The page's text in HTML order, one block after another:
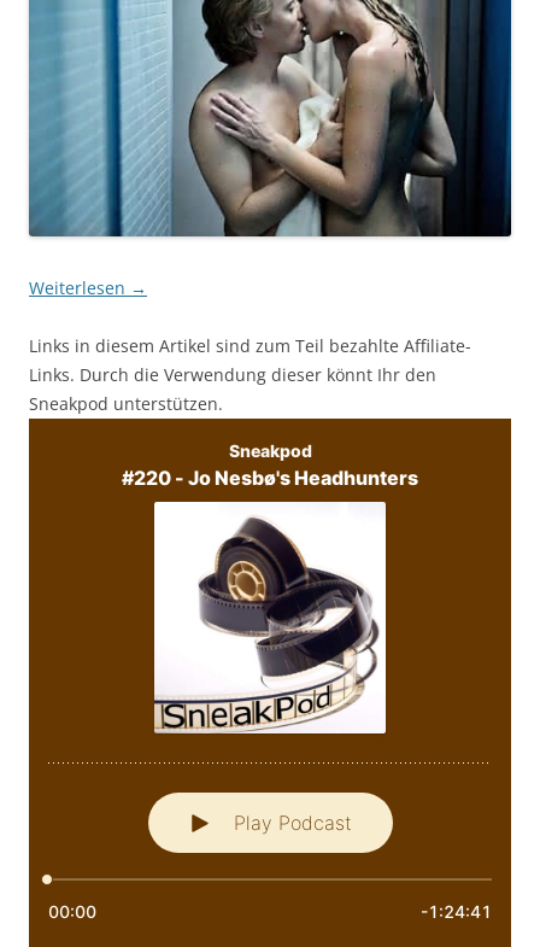
Weiterlesen →
Links in diesem Artikel sind zum Teil bezahlte Affiliate-
Links. Durch die Verwendung dieser könnt Ihr den
Sneakpod unterstützen.